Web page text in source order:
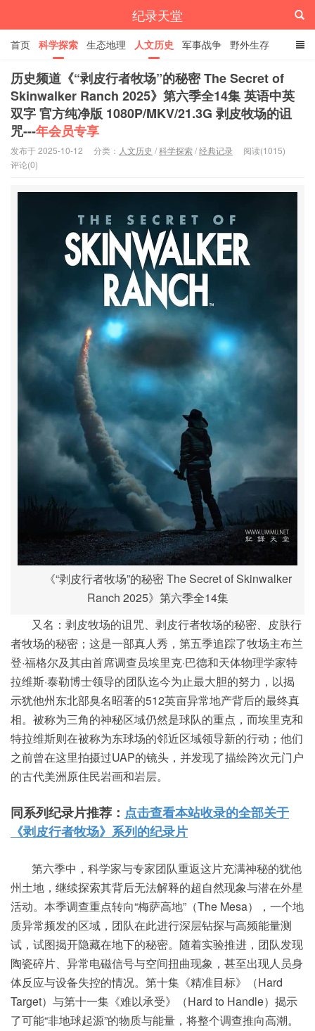
纪录天堂
首页 科学探索 生态地理 人文历史 军事战争 野外生存
经典纪录 4K纪录片 精品资源
历史频道《“剥皮行者牧场”的秘密 The Secret of
Skinwalker Ranch 2025》第六季全14集 英语中英
双字 官方纯净版 1080P/MKV/21.3G 剥皮牧场的诅
咒---年会员专享
发布于 2025-10-12 分类： 人文历史 /科学探索/经典记录
阅读(1015)
评论(0)
《“剥皮行者牧场”的秘密 The Secret of Skinwalker
Ranch 2025》第六季全14集
又名：剥皮牧场的诅咒、剥皮行者牧场的秘密、皮肤行
者牧场的秘密；这是一部真人秀，第五季追踪了牧场主布兰
登·福格尔及其由首席调查员埃里克·巴德和天体物理学家特
拉维斯·泰勒博士领导的团队迄今为止最大胆的努力，以揭
示犹他州东北部臭名昭著的512英亩异常地产背后的最终真
相。被称为三角的神秘区域仍然是球队的重点，而埃里克和
特拉维斯则在被称为东球场的邻近区域领导新的行动；他们
之前曾在这里拍摄过UAP的镜头，并发现了描绘跨次元门户
的古代美洲原住民岩画和岩层。
同系列纪录片推荐： 点击查看本站收录的全部关于
《剥皮行者牧场》系列的纪录片
第六季中，科学家与专家团队重返这片充满神秘的犹他
州土地，继续探索其背后无法解释的超自然现象与潜在外星
活动。本季调查重点转向“梅萨高地”（The Mesa），一个地
质异常频发的区域，团队在此进行深层钻探与高频能量测
试，试图揭开隐藏在地下的秘密。随着实验推进，团队发现
陶瓷碎片、异常电磁信号与空间扭曲现象，甚至出现人员身
体反应与设备失控的情况。第十集《精准目标》（Hard
Target）与第十一集《难以承受》（Hard to Handle）揭示
了可能“非地球起源”的物质与能量，将整个调查推向高潮。